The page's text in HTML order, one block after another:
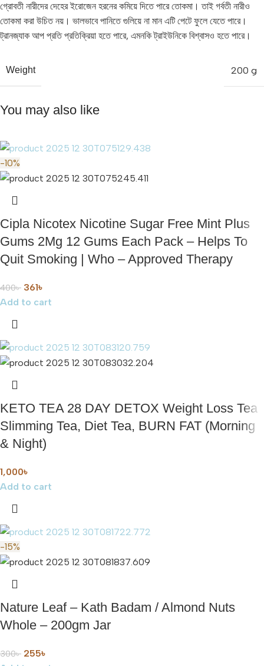
গ্রোবতী নারীদের দেহের ইরোজেন হরনের কমিয়ে দিতে পারে তোকমা। তাই গর্বতী নারীও
তোকমা করা উচিত নয়। ভালভাবে পানিতে গুলিয়ে না মান এটি পেটে ফুলে যেতে পারে।
ট্রানজ্যাক আপ প্রতি প্রতিক্রিয়া হতে পারে, এমনকি ট্রাইউনিকে বিশ্বাসও হতে পারে।
Weight 200 g
You may also like
-10%
Cipla Nicotex Nicotine Sugar Free Mint Plus
Gums 2Mg 12 Gums Each Pack – Helps To
Quit Smoking | Who – Approved Therapy
400৳ 361৳
Add to cart
KETO TEA 28 DAY DETOX Weight Loss Tea
Slimming Tea, Diet Tea, BURN FAT (Morning
& Night)
1,000৳
Add to cart
-15%
Nature Leaf – Kath Badam / Almond Nuts
Whole – 200gm Jar
300৳ 255৳